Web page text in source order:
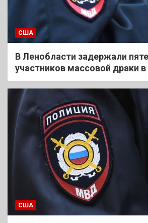
США
В Ленобласти задержали
участников массовой драки
США